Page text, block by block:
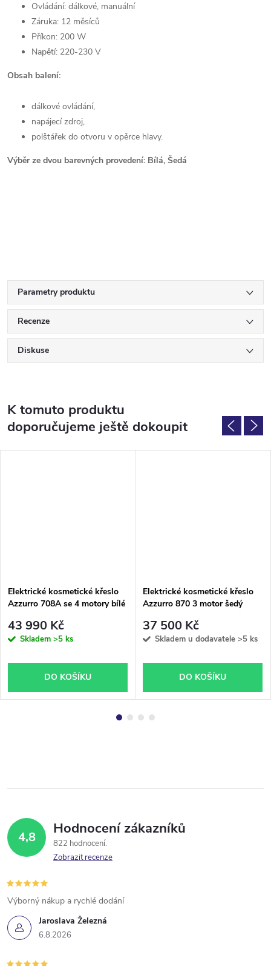
Ovládání: dálkové, manuální
Záruka: 12 měsíců
Příkon: 200 W
Napětí: 220-230 V
Obsah balení:
dálkové ovládání,
napájecí zdroj,
polštářek do otvoru v opěrce hlavy.
Výběr ze dvou barevných provedení: Bílá, Šedá
Parametry produktu
Recenze
Diskuse
K tomuto produktu
doporučujeme ještě dokoupit
Elektrické kosmetické křeslo
Azzurro 708A se 4 motory bílé
43 990 Kč
Skladem >5 ks
DO KOŠÍKU
Elektrické kosmetické křeslo
Azzurro 870 3 motor šedý
37 500 Kč
Skladem u dodavatele >5 ks
DO KOŠÍKU
4,8 Hodnocení zákazníků
822 hodnocení
Zobrazit recenze
Jaroslava Železná
6.8.2026
Výborný nákup a rychlé dodání